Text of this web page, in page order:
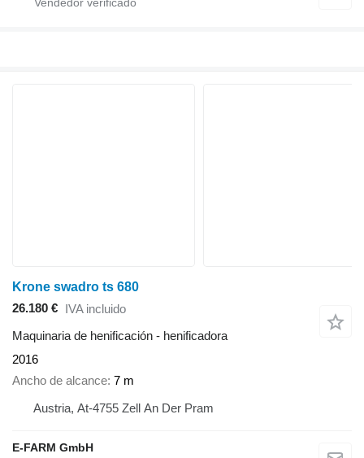
Krone swadro ts 680
26.180 € IVA incluido
Maquinaria de henificación - henificadora
2016
Ancho de alcance 7 m
Austria, At-4755 Zell An Der Pram
E-FARM GmbH